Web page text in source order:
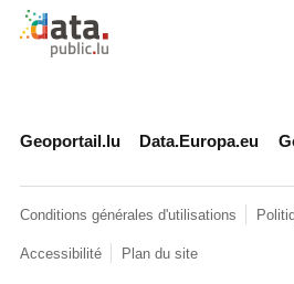
Retour à l'accueil de
Geoportail.lu Data.Europa.eu
Conditions générales d'utilisations
Accessibilité Plan du site